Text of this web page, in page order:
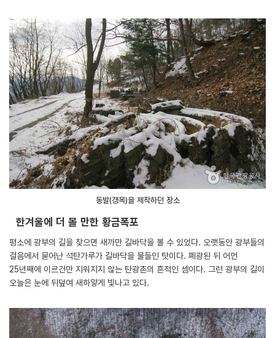
동발(갱목)을 제작하던 장소
한겨울에 더 볼 만한 황금폭포
평소에 광부의 길을 찾으면 새까만 길바닥을 볼 수 있었다. 오랫동안 광부들의
걸음에서 묻어난 석탄가루가 길바닥을 물들인 탓이다. 폐광된 뒤 어언
25년째에 이르건만 지워지지 않는 탄광촌의 흔적인 셈이다. 그런 광부의 길이
오늘은 눈에 뒤덮여 새하얗게 빛나고 있다.